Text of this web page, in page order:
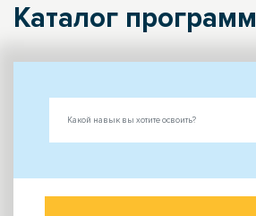
Каталог программ